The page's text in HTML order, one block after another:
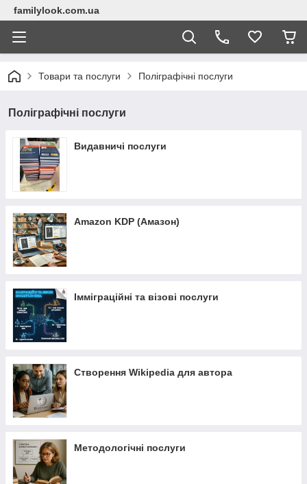
familylook.com.ua
Товари та послуги Поліграфічні послуги
Поліграфічні послуги
Видавничі послуги
Amazon KDP (Амазон)
Імміграційні та візові послуги
Створення Wikipedia для автора
Методологічні послуги